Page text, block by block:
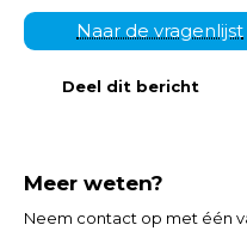
Naar de vragenlijst
Deel dit bericht
Meer weten?
Neem contact op met één